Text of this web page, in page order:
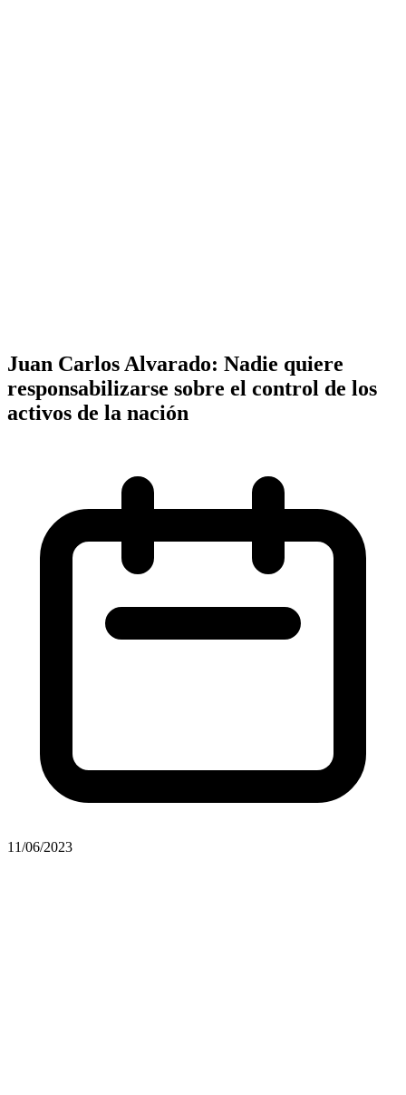
Juan Carlos Alvarado: Nadie quiere
responsabilizarse sobre el control de los
activos de la nación
11/06/2023